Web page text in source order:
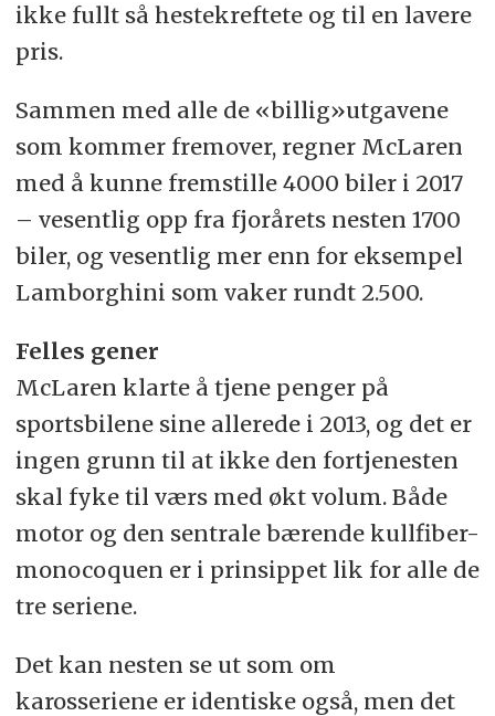
ikke fullt så hestekreftete og til en lavere
pris.
Sammen med alle de «billig»utgavene
som kommer fremover, regner McLaren
med å kunne fremstille 4000 biler i 2017
– vesentlig opp fra fjorårets nesten 1700
biler, og vesentlig mer enn for eksempel
Lamborghini som vaker rundt 2.500.
Felles gener
McLaren klarte å tjene penger på
sportsbilene sine allerede i 2013, og det er
ingen grunn til at ikke den fortjenesten
skal fyke til værs med økt volum. Både
motor og den sentrale bærende kullfiber-
monocoquen er i prinsippet lik for alle de
tre seriene.
Det kan nesten se ut som om
karosseriene er identiske også, men det